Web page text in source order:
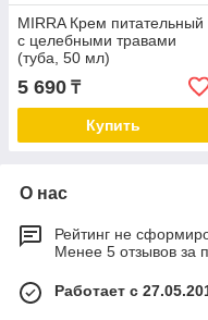
MIRRA Крем питательный
с целебными травами
(туба, 50 мл)
5 690 ₸
Купить
О нас
Рейтинг не
Менее 5 отзывов за
Работает с